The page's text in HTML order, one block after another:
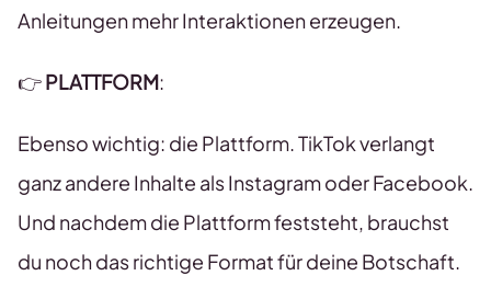
Anleitungen mehr Interaktionen erzeugen.
👉PLATTFORM:
Ebenso wichtig: die Plattform. TikTok verlangt
ganz andere Inhalte als Instagram oder Facebook.
Und nachdem die Plattform feststeht, brauchst
du noch das richtige Format für deine Botschaft.